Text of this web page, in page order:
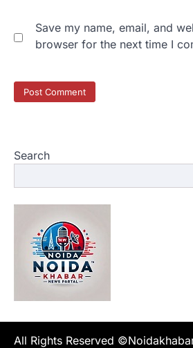
Save my name, email, and
browser for the next time I
Search
All Rights Reserved